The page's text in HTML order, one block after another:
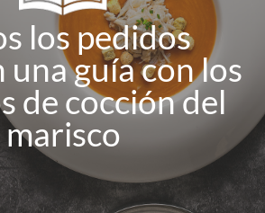
los pedidos
guía con los
de cocción del
marisco